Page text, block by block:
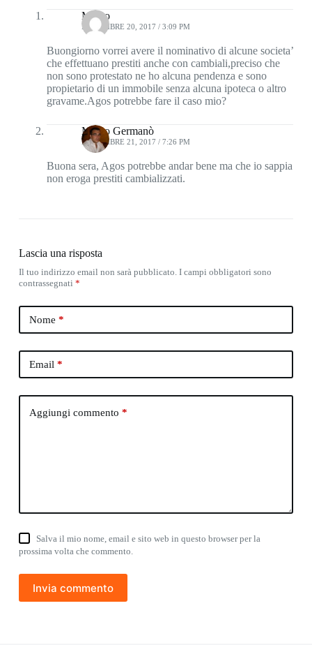
Marco
NOVEMBRE 20, 2017 / 3:09 PM
Buongiorno vorrei avere il nominativo di alcune societa’
che effettuano prestiti anche con cambiali,preciso che
non sono protestato ne ho alcuna pendenza e sono
propietario di un immobile senza alcuna ipoteca o altro
gravame.Agos potrebbe fare il caso mio?
Marco Germanò
NOVEMBRE 21, 2017 / 7:26 PM
Buona sera, Agos potrebbe andar bene ma che io sappia
non eroga prestiti cambializzati.
Lascia una risposta
Il tuo indirizzo email non sarà pubblicato. I campi obbligatori sono
contrassegnati *
Nome *
Email *
Aggiungi commento *
Salva il mio nome, email e sito web in questo browser per la
prossima volta che commento.
Invia commento